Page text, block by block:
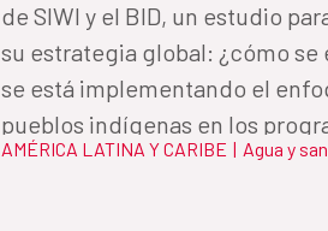
de SIWI y el BID, un estudio
su estrategia global: ¿cómo se
se está implementando el
pueblos indígenas en los
AMÉRICA LATINA Y CARIBE | Agua y